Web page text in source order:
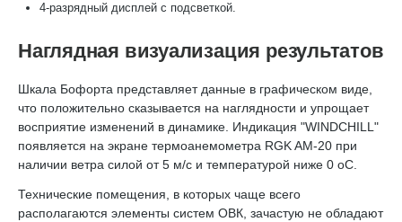
4-разрядный дисплей с подсветкой.
Наглядная визуализация результатов
Шкала Бофорта представляет данные в графическом виде,
что положительно сказывается на наглядности и упрощает
восприятие изменений в динамике. Индикация "WINDCHILL"
появляется на экране термоанемометра RGK AM-20 при
наличии ветра силой от 5 м/с и температурой ниже 0 оС.
Технические помещения, в которых чаще всего
располагаются элементы систем ОВК, зачастую не обладают